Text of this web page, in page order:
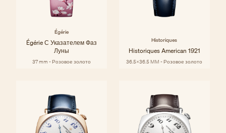
Égérie
Égérie С Указателем Фаз
Луны
37 mm - Розовое золото
Historiques
Historiques American 1921
36.5x36.5 MM - Розовое золото